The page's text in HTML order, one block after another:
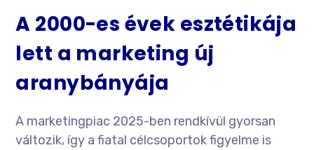
A 2000-es évek esztétikája
lett a marketing új
aranybányája
A marketingpiac 2025-ben rendkívül gyorsan
változik, így a fiatal célcsoportok figyelme is